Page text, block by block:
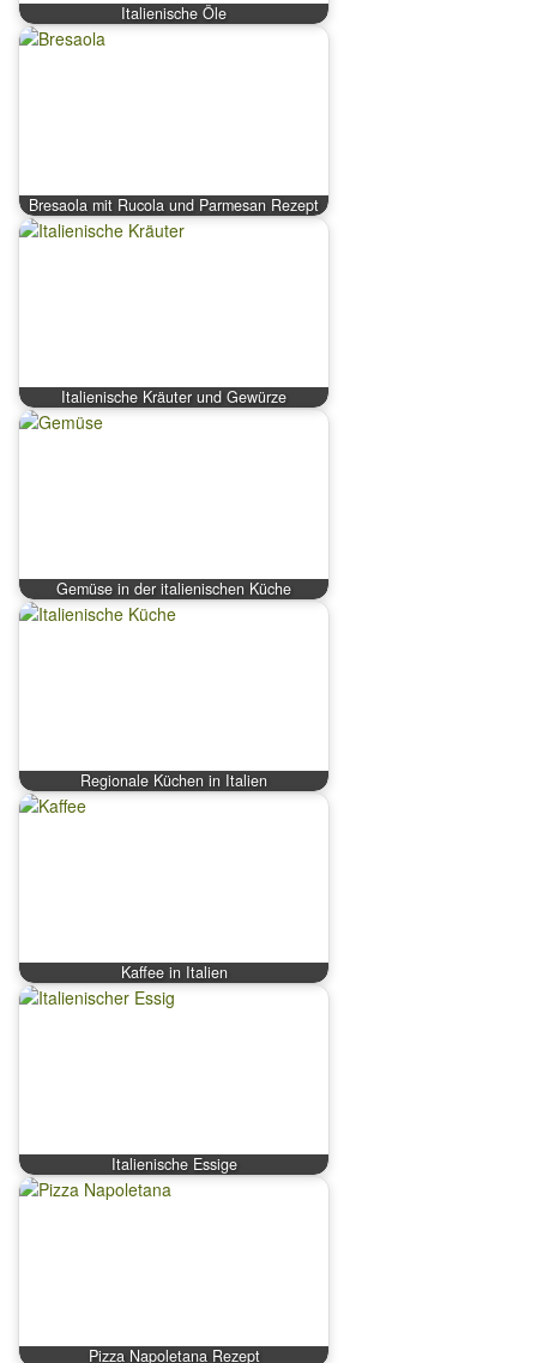
Italienische Öle
Bresaola mit Rucola und Parmesan Rezept
Italienische Kräuter und Gewürze
Gemüse in der italienischen Küche
Regionale Küchen in Italien
Kaffee in Italien
Italienische Essige
Pizza Napoletana Rezept